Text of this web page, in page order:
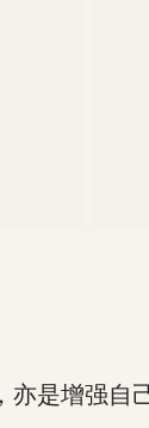
是增强自己